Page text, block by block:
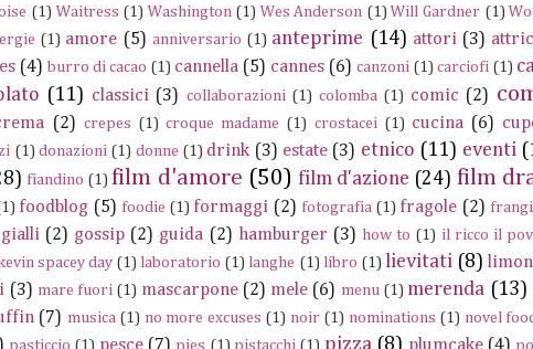
(1) Waitress (1) Washington (1) Wes Anderson (1) Will Gardner (1)
(1) amore (5) anniversario (1) anteprime (14) attori (3)
(4) burro di cacao (1) cannella (5) cannes (6) canzoni (1) carciofi (1)
(11) classici (3) collaborazioni (1) colomba (1) comic (2)
(2) crepes (1) croque madame (1) crostacei (1) cucina (6)
(1) donazioni (1) donne (1) drink (3) estate (3) etnico (11) eventi
fiandino (1) film d'amore (50) film d'azione (24) film
foodblog (5) foodie (1) formaggi (2) fotografia (1) fragole (2)
gialli (2) gossip (2) guida (2) hamburger (3) how to (1) il ricco il
spacey day (1) laboratorio (1) langhe (1) libro (1) lievitati (8)
(3) mare fuori (1) mascarpone (2) mele (6) menu (1) merenda (13)
(7) musica (1) no more excuses (1) noir (1) nominations (1) novel
pasticcio (1) pesce (7) pies (1) pistacchi (1) pizza (8) plumcake (4)